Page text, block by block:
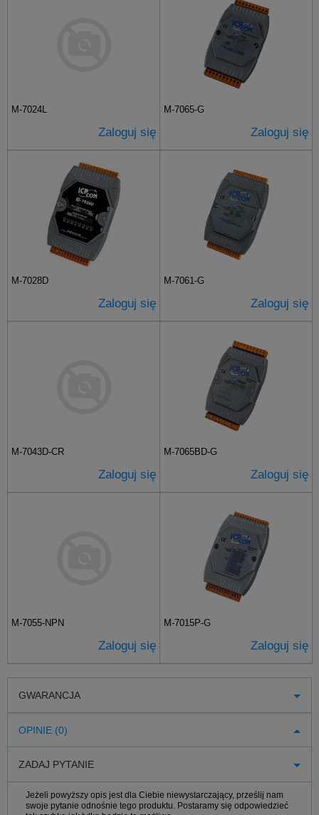
M-7024L
Zaloguj się
M-7065-G
Zaloguj się
M-7028D
Zaloguj się
M-7061-G
Zaloguj się
M-7043D-CR
Zaloguj się
M-7065BD-G
Zaloguj się
M-7055-NPN
Zaloguj się
M-7015P-G
Zaloguj się
GWARANCJA
OPINIE (0)
ZADAJ PYTANIE
Jeżeli powyższy opis jest dla Ciebie niewystarczający, prześlij nam
swoje pytanie odnośnie tego produktu. Postaramy się odpowiedzieć